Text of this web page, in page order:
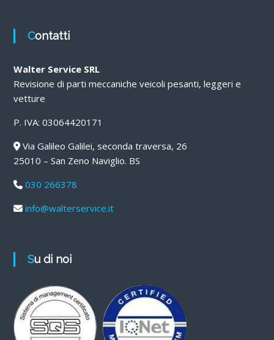
Contatti
Walter Service SRL
Revisione di parti meccaniche veicoli pesanti, leggeri e
vetture
P. IVA: 03064420171
Via Galileo Galilei, seconda traversa, 26
25010 – San Zeno Naviglio. BS
030 266378
info@walterservice.it
Su di noi